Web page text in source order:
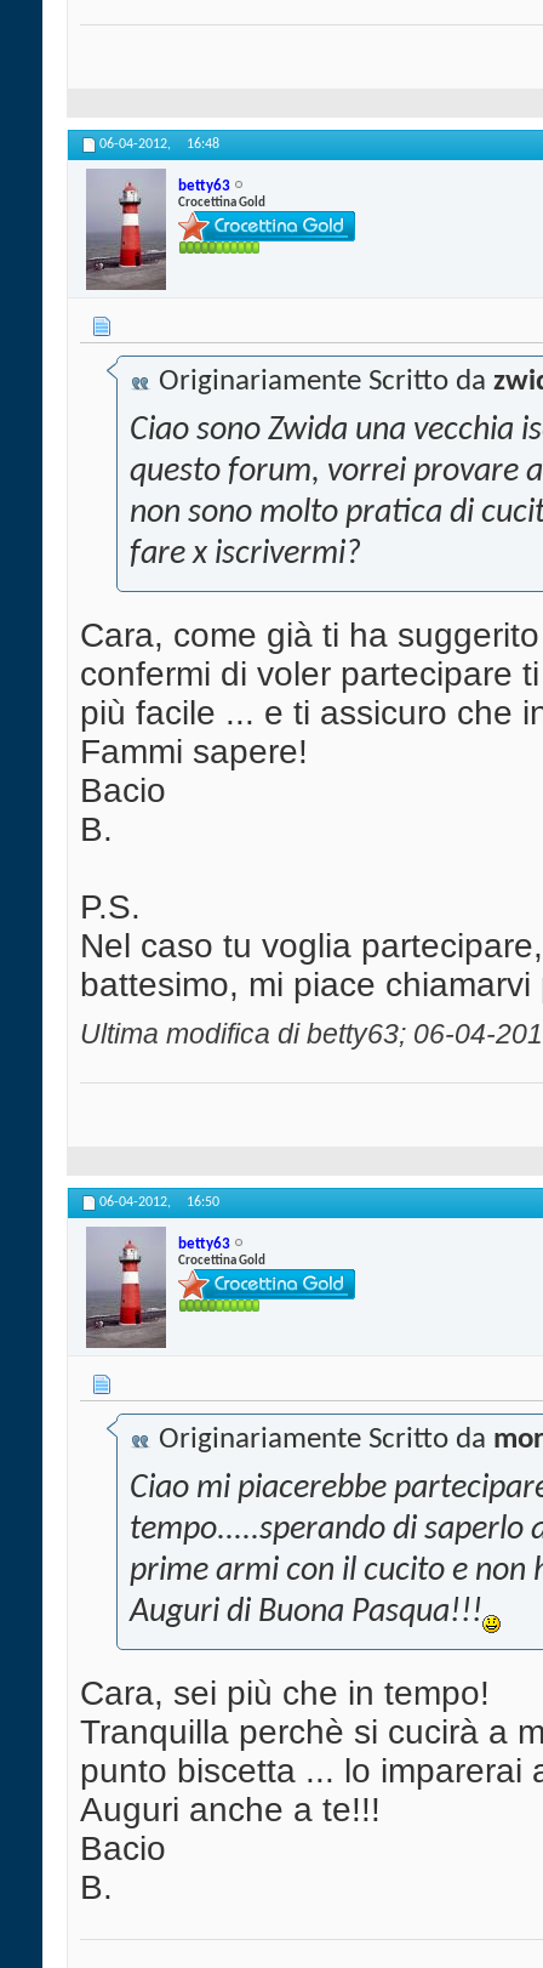
06-04-2012, 16:48
betty63
Crocettina Gold
Originariamente Scritto da
Ciao sono Zwida una vecchia
questo forum, vorrei provare
non sono molto pratica di
fare x iscrivermi?
Cara, come già ti ha
confermi di voler partecipare
più facile ... e ti assicuro che
Fammi sapere!
Bacio
B.
P.S.
Nel caso tu voglia
battesimo, mi piace
Ultima modifica di betty63; 06-04-
06-04-2012, 16:50
betty63
Crocettina Gold
Originariamente Scritto da
Ciao mi piacerebbe
tempo.....sperando di saperlo
prime armi con il cucito e non
Auguri di Buona Pasqua!!!
Cara, sei più che in tempo!
Tranquilla perchè si cucirà a
punto biscetta ... lo imparerai
Auguri anche a te!!!
Bacio
B.